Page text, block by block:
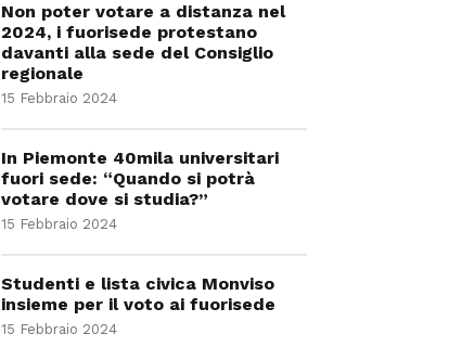
Non poter votare a distanza nel
2024, i fuorisede protestano
davanti alla sede del Consiglio
regionale
15 Febbraio 2024
In Piemonte 40mila universitari
fuori sede: “Quando si potrà
votare dove si studia?”
15 Febbraio 2024
Studenti e lista civica Monviso
insieme per il voto ai fuorisede
15 Febbraio 2024